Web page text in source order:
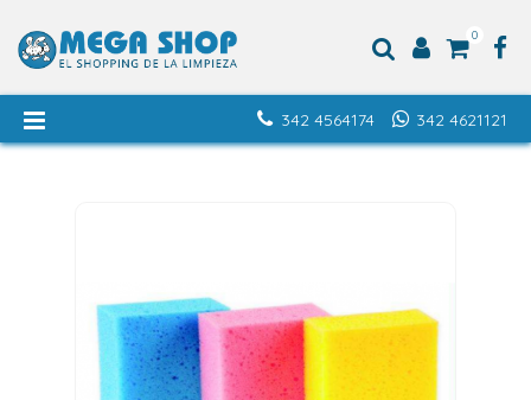
0
342 4621121
342 4564174